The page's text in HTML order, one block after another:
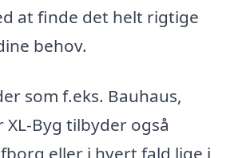
at finde det helt rigtige
behov.
som f.eks. Bauhaus,
XL-Byg tilbyder også
eller i hvert fald lige i